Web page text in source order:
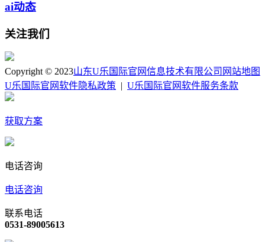
ai动态
关注我们
Copyright © 2023山东U乐国际官网信息技术有限公司 网站地图
U乐国际官网软件隐私政策
U乐国际官网软件服务条款
获取方案
电话咨询
电话咨询
联系电话
0531-89005613